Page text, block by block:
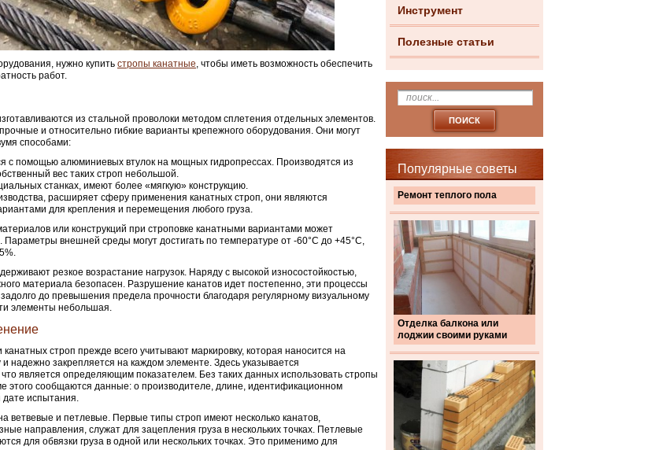
Инструмент
Полезные статьи
Популярные советы
Ремонт теплого пола
Отделка балкона или
лоджии своими руками
нужно купить стропы канатные, чтобы иметь возможность обеспечить
работ.
из стальной проволоки методом сплетения отдельных элементов.
и относительно гибкие варианты крепежного оборудования. Они могут
способами:
с помощью алюминиевых втулок на мощных гидропрессах. Производятся из
вес таких строп небольшой.
станках, имеют более «мягкую» конструкцию.
расширяет сферу применения канатных строп, они являются
для крепления и перемещения любого груза.
или конструкций при строповке канатными вариантами может
Параметры внешней среды могут достигать по температуре от -60°С до +45°С,
резкое возрастание нагрузок. Наряду с высокой износостойкостью,
материала безопасен. Разрушение канатов идет постепенно, эти процессы
до превышения предела прочности благодаря регулярному визуальному
элементы небольшая.
канатных строп прежде всего учитывают маркировку, которая наносится на
надежно закрепляется на каждом элементе. Здесь указывается
является определяющим показателем. Без таких данных использовать стропы
этого сообщаются данные: о производителе, длине, идентификационном
испытания.
ветвевые и петлевые. Первые типы строп имеют несколько канатов,
направления, служат для зацепления груза в нескольких точках. Петлевые
для обвязки груза в одной или нескольких точках. Это применимо для